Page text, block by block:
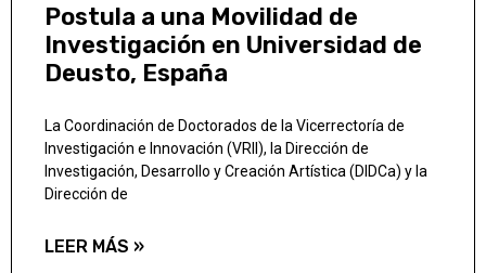
Postula a una Movilidad de
Investigación en Universidad de
Deusto, España
La Coordinación de Doctorados de la Vicerrectoría de
Investigación e Innovación (VRII), la Dirección de
Investigación, Desarrollo y Creación Artística (DIDCa) y la
Dirección de
LEER MÁS »